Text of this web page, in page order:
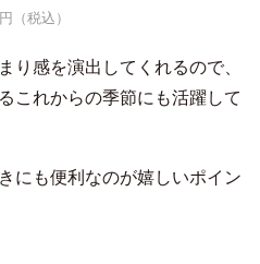
（税込）
り感を演出してくれるので、
これからの季節にも活躍して
にも便利なのが嬉しいポイン